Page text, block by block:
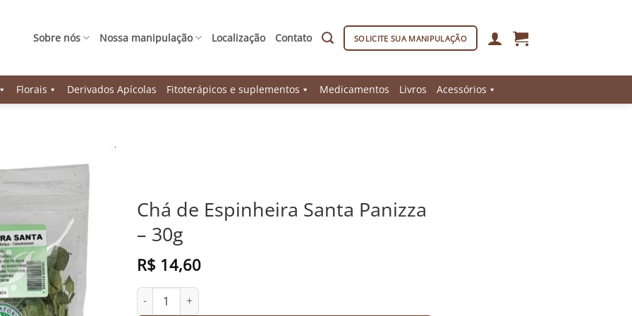
Sobre nós Nossa manipulação Localização Contato SOLICITE SUA MANIPULAÇÃO
Florais Derivados Apícolas Fitoterápicos e suplementos Medicamentos Livros Acessórios
Chá de Espinheira Santa Panizza
– 30g
R$ 14,60
Chá de Espinheira Santa Panizza - 30g quantidade